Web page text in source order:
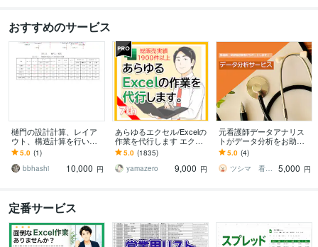
おすすめのサービス
樋門の設計計算、レイア
ウト、構造計算を行いま
す 技術士が土木ビジネス
で水理・構造計算、設計
をします。
5.0 (1)
bbhashi
10,000 円
あらゆるエクセル/Excelの
作業を代行します エクセ
ルの作業が苦手なあなた
に：マクロVBAにも対応
します
5.0 (1835)
yamazero
9,000 円
元看護師データアナリス
トがデータ分析をお助け
します 医療・ビジネスの
現場の悩みを、お客様フ
ァーストで解決します！
5.0 (4)
ツシマ 看護師×データ分析
5,000 円
定番サービス